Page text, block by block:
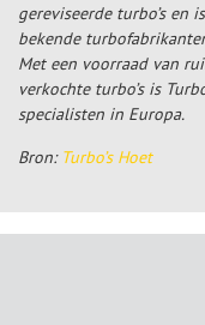
gereviseerde turbo’s
bekende
Met een voorraad van
verkochte turbo’s is
specialisten in Europa.
Bron: Turbo’s Hoet